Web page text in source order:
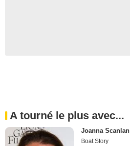
A tourné le plus avec...
Joanna Scanlan
Boat Story